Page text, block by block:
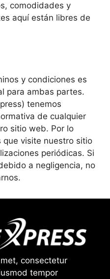
comodidades y
aquí están libres de
y condiciones es
para ambas partes.
tenemos
de cualquier
sitio web. Por lo
visite nuestro sitio
periódicas. Si
a negligencia, no
consectetur
tempor